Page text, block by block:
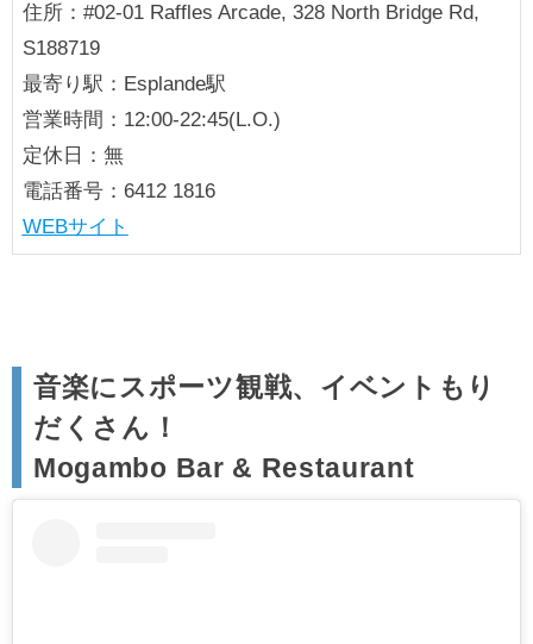
住所：#02-01 Raffles Arcade, 328 North Bridge Rd,
S188719
最寄り駅：Esplande駅
営業時間：12:00-22:45(L.O.)
定休日：無
電話番号：6412 1816
WEBサイト
音楽にスポーツ観戦、イベントもり
だくさん！
Mogambo Bar & Restaurant